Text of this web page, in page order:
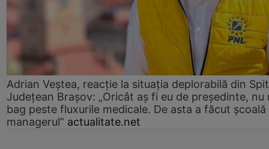
Adrian Veștea, reacție la situația deplorabilă din
Județean Brașov: „Oricât aș fi eu de președinte, nu
bag peste fluxurile medicale. De asta a făcut școală
managerul” actualitate.net